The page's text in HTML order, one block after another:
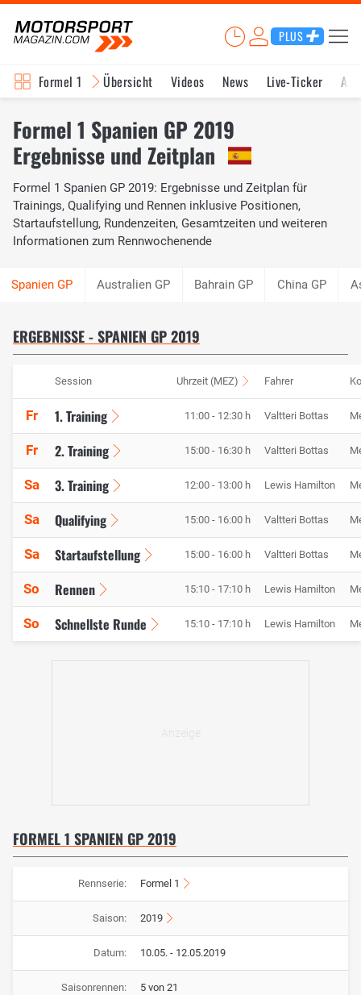
PLUS
Formel 1 Übersicht Videos News Live-Ticker
Formel 1 Spanien GP 2019
Ergebnisse und Zeitplan
Formel 1 Spanien GP 2019: Ergebnisse und Zeitplan für
Trainings, Qualifying und Rennen inklusive Positionen,
Startaufstellung, Rundenzeiten, Gesamtzeiten und weiteren
Informationen zum Rennwochenende
Australien GP Bahrain GP China GP
ERGEBNISSE - SPANIEN GP 2019
Session Uhrzeit (MEZ) Fahrer
Fr 1. Training 11:00 - 12:30 h Valtteri Bottas
Fr 2. Training 15:00 - 16:30 h Valtteri Bottas
Sa 3. Training 12:00 - 13:00 h Lewis Hamilton
Sa Qualifying 15:00 - 16:00 h Valtteri Bottas
Sa Startaufstellung 15:00 - 16:00 h Valtteri Bottas
So Rennen 15:10 - 17:10 h Lewis Hamilton
So Schnellste Runde 15:10 - 17:10 h Lewis Hamilton
FORMEL 1 SPANIEN GP 2019
Rennserie: Formel 1
Saison: 2019
Datum: 10.05. - 12.05.2019
Saisonrennen: 5 von 21